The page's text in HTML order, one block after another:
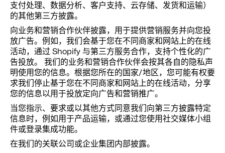
支付处理、数据分析、客户支持、云存储、发货和运输）
的其他第三方披露。
向业务和营销合作伙伴披露，用于提供营销服务并向您投
放广告。例如，我们会基于您在不同商家和网站上的在线
活动，通过 Shopify 与第三方服务合作，支持个性化的广
告投放。 我们的业务和营销合作伙伴会按其各自的隐私声
明使用您的信息。根据您所在的国家/地区，您可能有权要
求我们停止基于您在不同商家和网站上的在线活动，分享
您的信息以用于投放定向广告和营销推广。
当您指示、要求或以其他方式同意我们向第三方披露特定
信息时，例如用于产品运输，或通过您使用社交媒体小组
件或登录集成功能。
在我们的关联公司或企业集团内部披露。